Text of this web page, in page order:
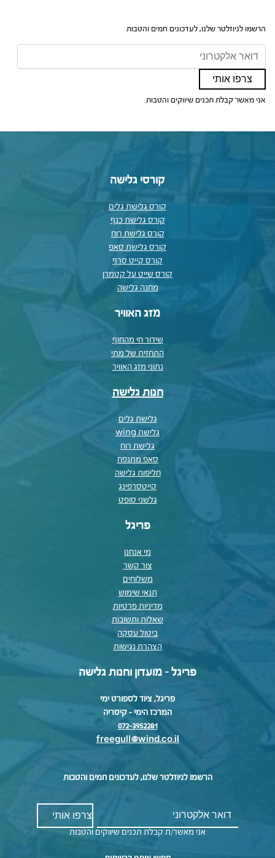
הרשמו לניוזלטר שלנו, לעדכונים חמים והטבות
אני מאשר קבלת תכנים שיווקים והטבות
קורסי גלישה
קורס גלישת גלים
קורס גלישת כנף
קורס גלישת רוח
קורס גלישת סאפ
קורס קייט סרף
קורס שייט על קטמרן
מחנה גלישה
מזג האוויר
שידור חי מהחוף
התחזית של מתי
נתוני מזג האוויר
חנות גלישה
גלישת גלים
גלישת wing
גלישת רוח
סאפ מתנפח
חליפות גלישה
קייטסרפינג
גלשני סופט
פריגל
מי אנחנו
צור קשר
משלוחים
תנאי שימוש
מדיניות פרטיות
שאלות ותשובות
ביטול עסקה
הצהרת נגישות
פריגל - מועדון וחנות גלישה
פריגל, ציוד לספורט ימי
המרכז הימי – קיסריה
072-3952281
freegull@wind.co.il
הרשמו לניוזלטר שלנו, לעדכונים חמים והטבות
אני מאשר/ת קבלת תכנים שיווקים והטבות